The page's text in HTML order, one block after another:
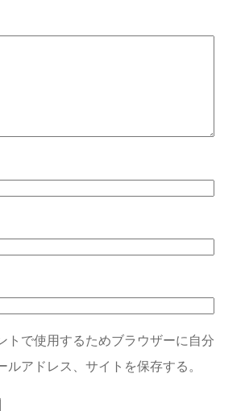
トで使用するためブラウザーに自分
ルアドレス、サイトを保存する。